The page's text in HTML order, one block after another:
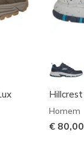
Hillcrest
Homem
€ 80,00